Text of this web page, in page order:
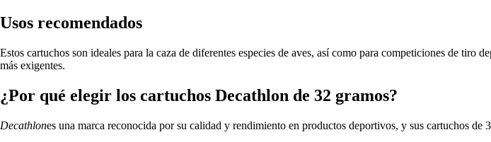
Usos recomendados
Estos cartuchos son ideales para la caza de diferentes especies de aves, así como para competiciones de
más exigentes.
¿Por qué elegir los cartuchos Decathlon de 32 gramos?
Decathlones una marca reconocida por su calidad y rendimiento en productos deportivos, y sus cartuchos